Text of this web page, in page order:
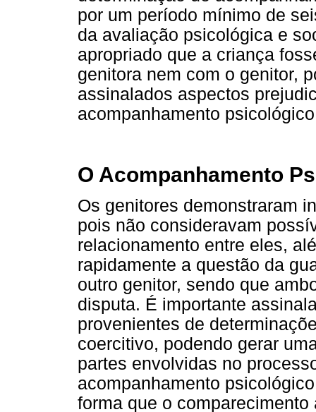
por um período mínimo de
da avaliação psicológica e
apropriado que a criança
genitora nem com o genitor,
assinalados aspectos
acompanhamento
O Acompanhamento
Os genitores demonstraram
pois não consideravam
relacionamento entre eles,
rapidamente a questão da
outro genitor, sendo que
disputa. É importante
provenientes de
coercitivo, podendo gerar
partes envolvidas no
acompanhamento
forma que o